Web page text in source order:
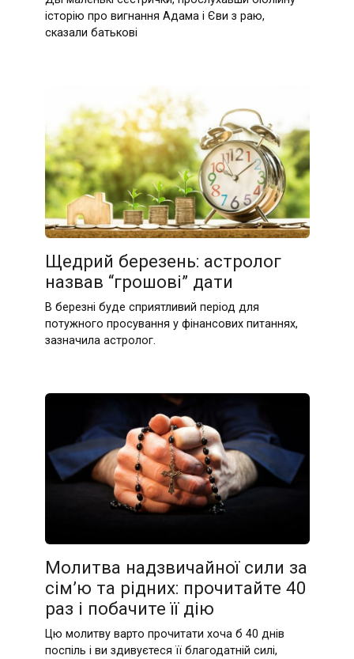
історію про вигнання Адама і Єви з раю,
сказали батькові
Щедрий березень: астролог
назвав “грошові” дати
В березні буде сприятливий період для
потужного просування у фінансових питаннях,
зазначила астролог.
Молитва надзвичайної сили за
сім’ю та рідних: прочитайте 40
раз і побачите її дію
Цю молитву варто прочитати хоча б 40 днів
поспіль і ви здивуєтеся її благодатній силі,